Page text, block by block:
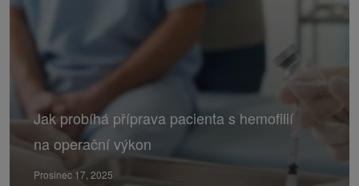
Jak probíhá příprava pacienta s hemofilií
na operační výkon
Prosinec 17, 2025